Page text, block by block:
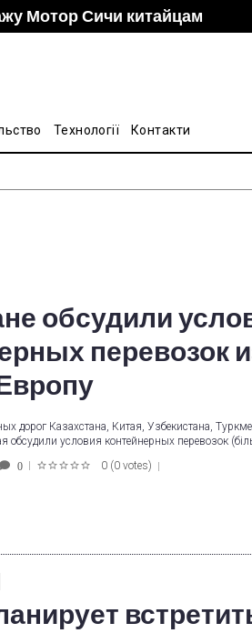
Мотор Сичи китайцам
Подкомиссии по
новую заявку в АМКУ о
из Китая
Технології Контакти
обсудили
перевозок
дорог Казахстана, Китая, Узбекистана,
обсудили условия контейнерных перевозок
0 0 (0 votes)